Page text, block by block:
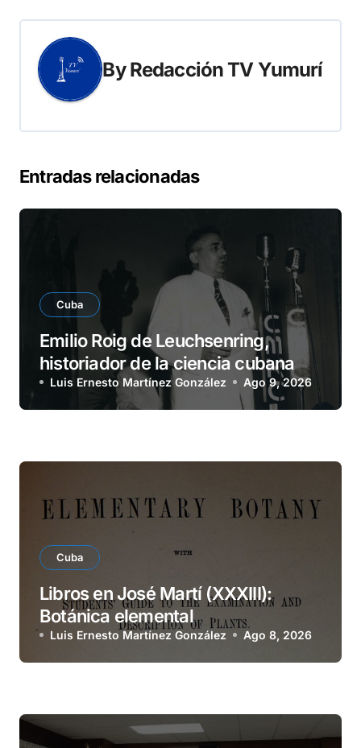
ByRedacción TV Yumurí
Entradas relacionadas
Cuba
Emilio Roig de Leuchsenring,
historiador de la ciencia cubana
Luis Ernesto Martínez González Ago 9, 2026
Cuba
Libros en José Martí (XXXIII):
Botánica elemental
Luis Ernesto Martínez González Ago 8, 2026